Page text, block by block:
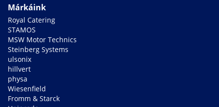
Márkáink
Royal Catering
STAMOS
MSW Motor Technics
Steinberg Systems
ulsonix
hillvert
physa
Wiesenfield
Fromm & Starck